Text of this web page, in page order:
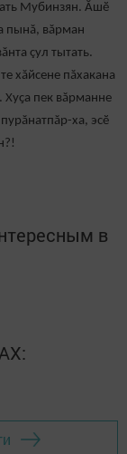
Мубинзян. Ăшӗ
пынă, вăрман
çул тытать.
хăйсене пăхакана
Хуҫа пек вăрманне
ха, эсӗ
в